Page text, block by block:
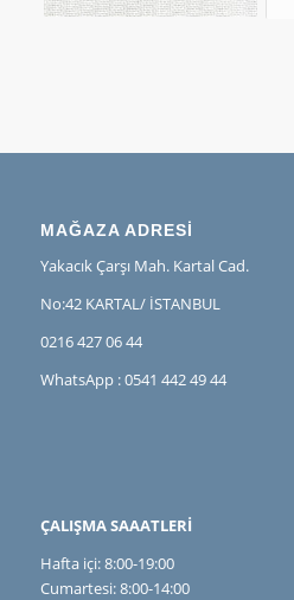
MAĞAZA ADRESİ
Yakacık Çarşı Mah. Kartal Cad.
No:42 KARTAL/ İSTANBUL
0216 427 06 44
WhatsApp : 0541 442 49 44
ÇALIŞMA SAAATLERİ
Hafta içi: 8:00-19:00
Cumartesi: 8:00-14:00